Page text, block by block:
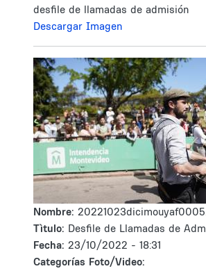
desfile de llamadas de admisión
Descargar Imagen
Nombre:
Tìtulo: Desfile de Llamadas de
Fecha: 23/10/2022 - 18:31
Categorías Foto/Video: